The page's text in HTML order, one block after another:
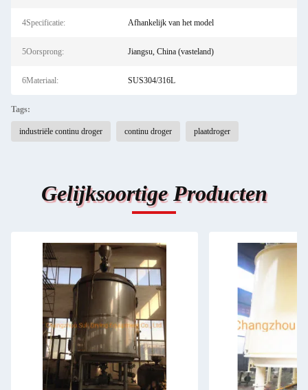
4Specificatie: Afhankelijk van het model
5Oorsprong: Jiangsu, China (vasteland)
6Materiaal: SUS304/316L
Tags:
industriële continu droger continu droger plaatdroger
Gelijksoortige Producten